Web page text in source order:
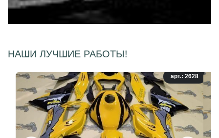
НАШИ ЛУЧШИЕ РАБОТЫ!
арт.: 2628